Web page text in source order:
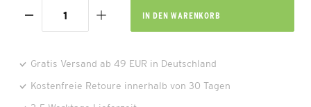
IN DEN WARENKORB
Gratis Versand ab 49 EUR in Deutschland
Kostenfreie Retoure innerhalb von 30 Tagen